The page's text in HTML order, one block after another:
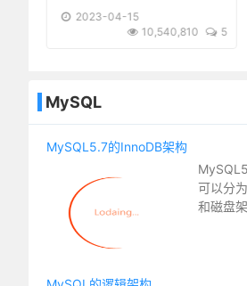
2023-03-27
6,239,960
0
MySQL
MySQL5.7的InnoDB架构
可以分
和磁盘